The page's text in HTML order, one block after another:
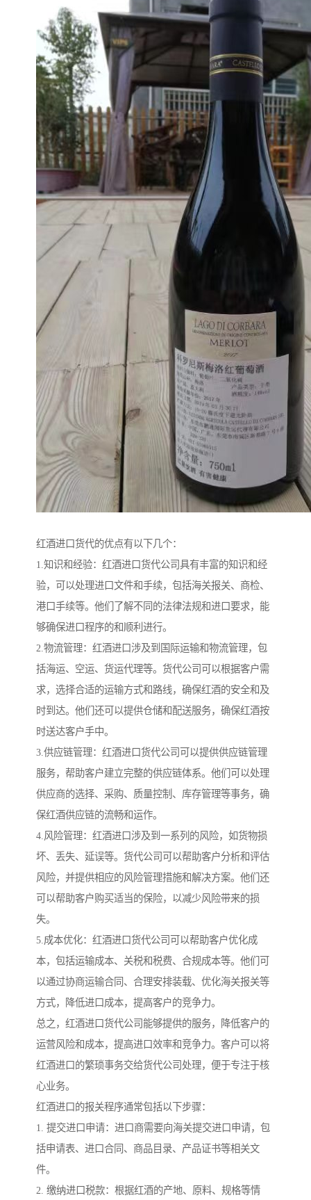
红酒进口货代的优点有以下几个：
1.知识和经验：红酒进口货代公司具有丰富的知识和经
验，可以处理进口文件和手续，包括海关报关、商检、
港口手续等。他们了解不同的法律法规和进口要求，能
够确保进口程序的和顺利进行。
2.物流管理：红酒进口涉及到国际运输和物流管理，包
括海运、空运、货运代理等。货代公司可以根据客户需
求，选择合适的运输方式和路线，确保红酒的安全和及
时到达。他们还可以提供仓储和配送服务，确保红酒按
时送达客户手中。
3.供应链管理：红酒进口货代公司可以提供供应链管理
服务，帮助客户建立完整的供应链体系。他们可以处理
供应商的选择、采购、质量控制、库存管理等事务，确
保红酒供应链的流畅和运作。
4.风险管理：红酒进口涉及到一系列的风险，如货物损
坏、丢失、延误等。货代公司可以帮助客户分析和评估
风险，并提供相应的风险管理措施和解决方案。他们还
可以帮助客户购买适当的保险，以减少风险带来的损
失。
5.成本优化：红酒进口货代公司可以帮助客户优化成
本，包括运输成本、关税和税费、合规成本等。他们可
以通过协商运输合同、合理安排装载、优化海关报关等
方式，降低进口成本，提高客户的竞争力。
总之，红酒进口货代公司能够提供的服务，降低客户的
运营风险和成本，提高进口效率和竞争力。客户可以将
红酒进口的繁琐事务交给货代公司处理，便于专注于核
心业务。
红酒进口的报关程序通常包括以下步骤：
1. 提交进口申请：进口商需要向海关提交进口申请，包
括申请表、进口合同、商品目录、产品证书等相关文
件。
2. 缴纳进口税款：根据红酒的产地、原料、规格等情